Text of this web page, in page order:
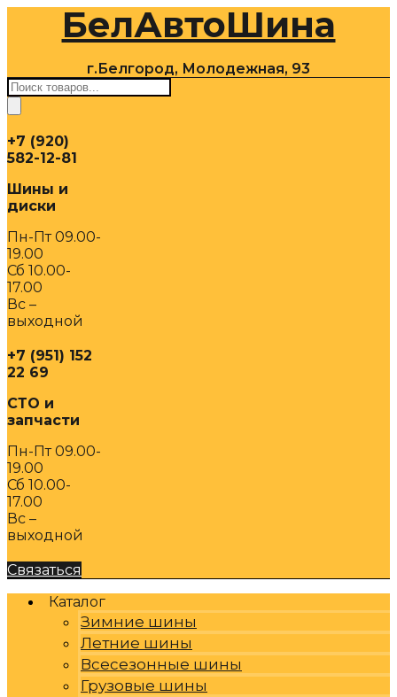
содержимомуБелАвтоШина
г.Белгород, Молодежная, 93
Поиск
товаров
+7 (920)
582-12-81
Шины и
диски
Пн-Пт 09.00-
19.00
Сб 10.00-
17.00
Вс –
выходной
+7 (951) 152
22 69
СТО и
запчасти
Пн-Пт 09.00-
19.00
Сб 10.00-
17.00
Вс –
выходной
Связаться
Каталог
Зимние шины
Летние шины
Всесезонные шины
Грузовые шины